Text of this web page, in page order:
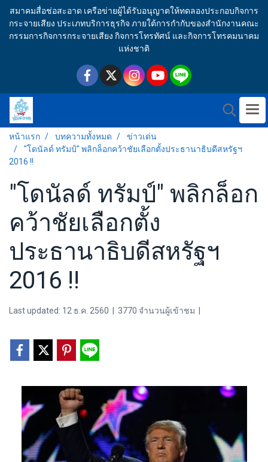
สมาคมสื่อช่อสะอาด เครือข่ายผู้ได้รับอนุญาตให้ทดลองประกอบกิจการ
กระจายเสียง ประเภทบริการธุรกิจ ภายใต้การกำกับของสำนักงานคณะ
กรรมการกิจการกระจายเสียง กิจการโทรทัศน์ และกิจการโทรคมนาคม
แห่งชาติ
หน้าแรก บทความทั้งหมด
ข่าวเด่น
"โดนัลด์ ทรัมป์" พลิกล็อกคว้าชัยเลือกตั้งประธานาธิบดีสหรัฐฯ
2016 !!
"โดนัลด์ ทรัมป์" พลิกล็อก
คว้าชัยเลือกตั้ง
ประธานาธิบดีสหรัฐฯ
2016 !!
Last updated: 12 ธ.ค. 2560 3770 จำนวนผู้เข้าชม